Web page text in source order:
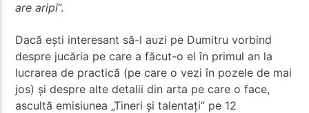
are aripi”.
Dacă ești interesant să-l auzi pe Dumitru vorbind
despre jucăria pe care a făcut-o el în primul an la
lucrarea de practică (pe care o vezi în pozele de mai
jos) și despre alte detalii din arta pe care o face,
ascultă emisiunea „Tineri și talentați” pe 12